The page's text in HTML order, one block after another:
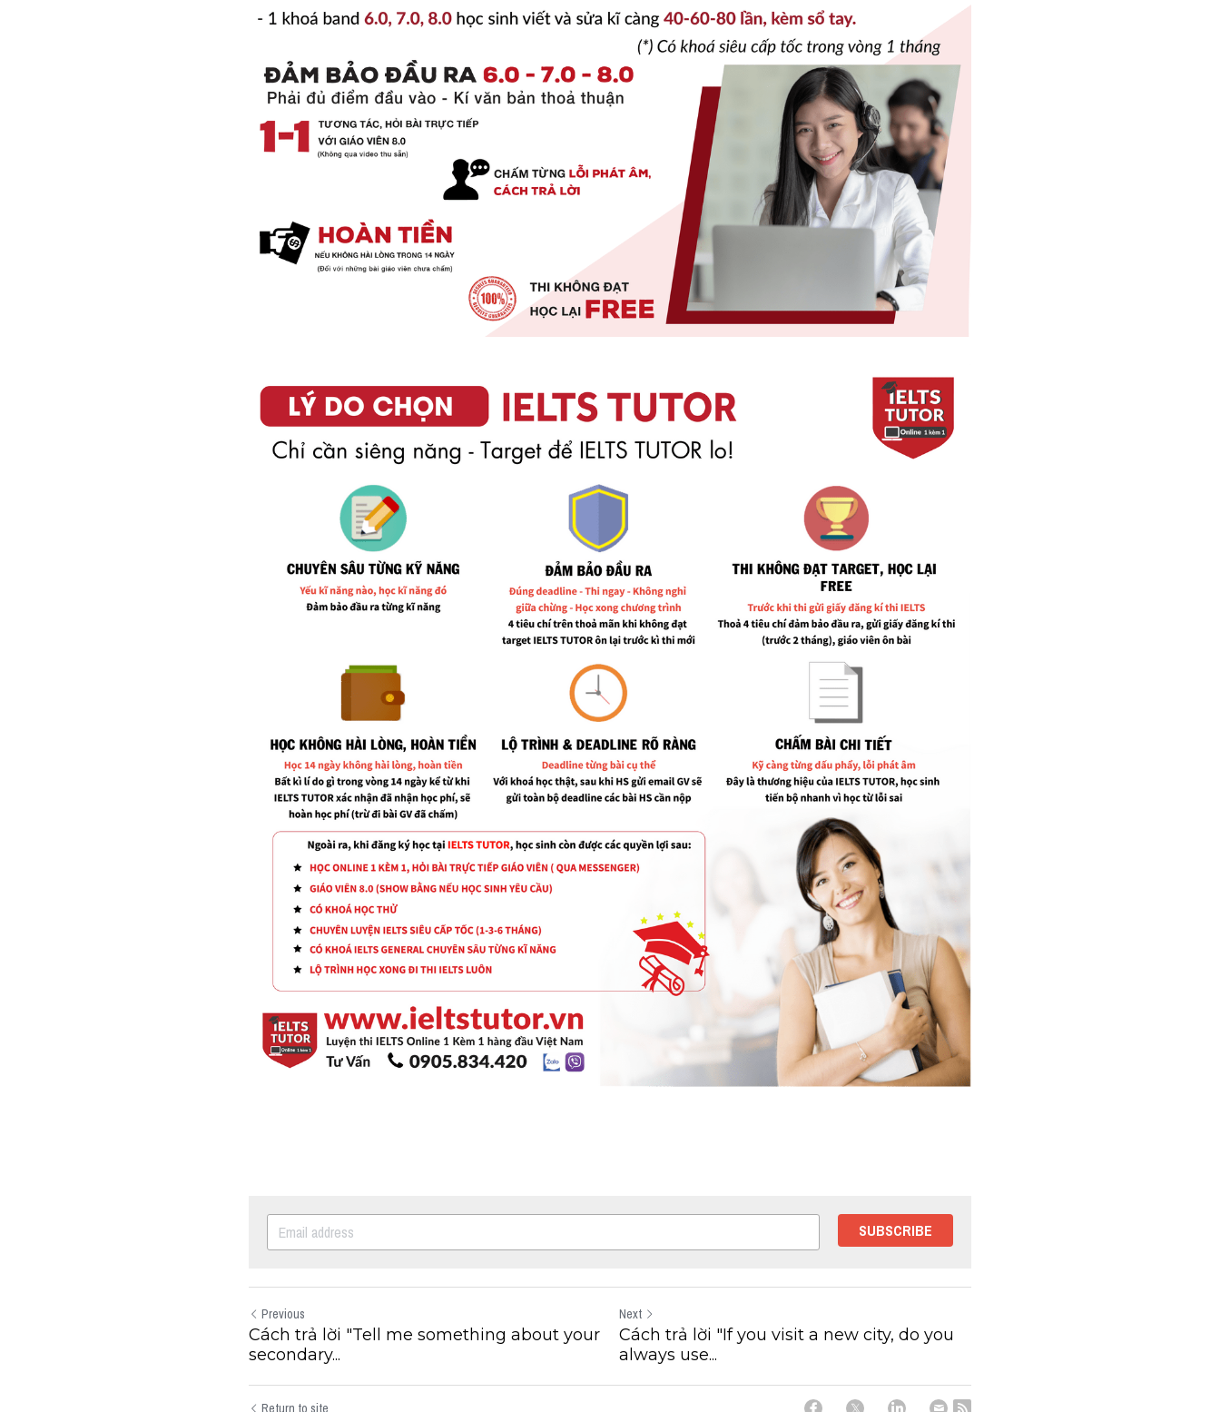
SUBSCRIBE
Previous
Cách trả lời "Tell me something about your
secondary...
Next
Cách trả lời "If you visit a new city, do you
always use...
Return to site